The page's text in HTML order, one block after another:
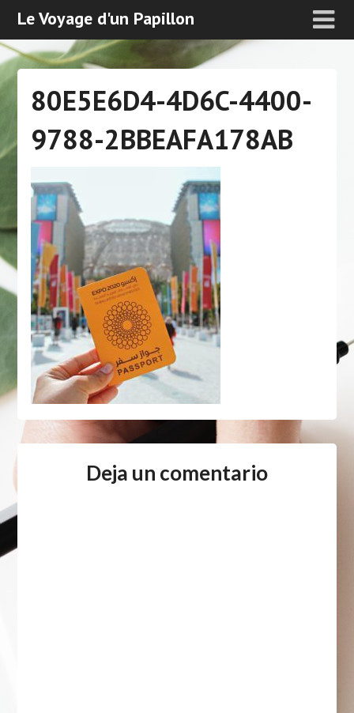
Le Voyage d'un Papillon
80E5E6D4-4D6C-4400-
9788-2BBEAFA178AB
Deja un comentario